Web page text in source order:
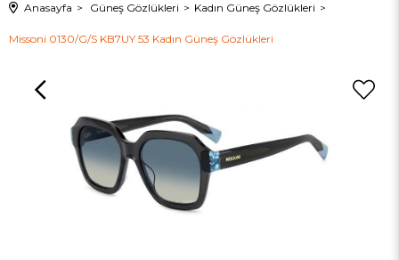
Anasayfa Güneş Gözlükleri Kadın Güneş Gözlükleri
Missoni 0130/G/S KB7UY 53 Kadın Güneş Gözlükleri